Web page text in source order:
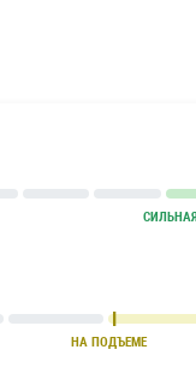
НА ПОДЪЕМЕ